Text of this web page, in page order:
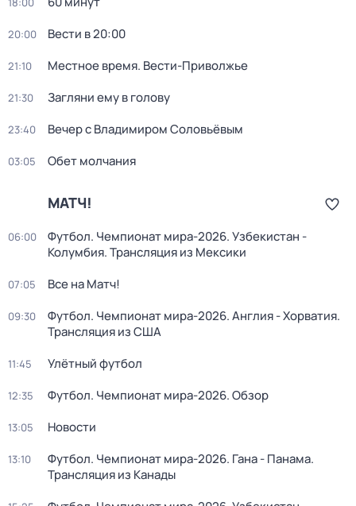
20:00 Вести в 20:00
21:10 Местное время. Вести-Приволжье
21:30 Загляни ему в голову
23:40 Вечер с Владимиром Соловьёвым
03:05 Обет молчания
МАТЧ!
06:00
Футбол. Чемпионат мира-2026. Узбекистан -
Колумбия. Трансляция из Мексики
07:05 Все на Матч!
09:30
Футбол. Чемпионат мира-2026. Англия - Хорватия.
Трансляция из США
11:45 Улётный футбол
12:35 Футбол. Чемпионат мира-2026. Обзор
13:05 Новости
13:10
Футбол. Чемпионат мира-2026. Гана - Панама.
Трансляция из Канады